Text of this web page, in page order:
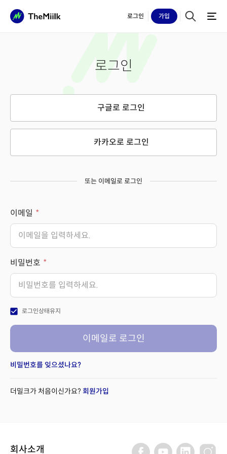
로그인 가입
로그인
구글로 로그인
카카오로 로그인
또는 이메일로 로그인
이메일
비밀번호
check_box 로그인상태유지
이메일로 로그인
비밀번호를 잊으셨나요?
더밀크가 처음이신가요? 회원가입
회사소개